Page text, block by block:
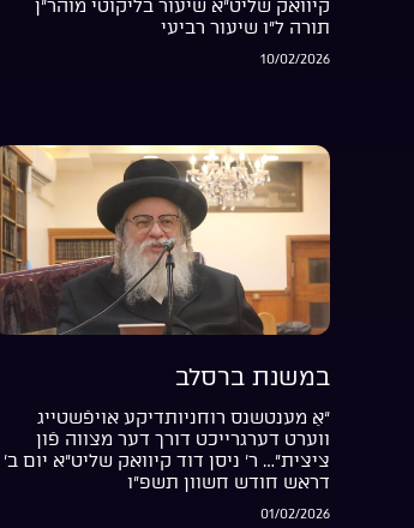
קיוואק שליט”א שיעור בליקוטי מוהר”ן
תורה ל”ו שיעור רביעי
10/02/2026
במשנת ברסלב
“אַ מענטשנס רוחניותדיקע אויפֿשטייג
ווערט דערגרייכט דורך דער מצווה פֿון
ציצית”… ר’ ניסן דוד קיוואק שליט”א יום ב’
דראש חודש חשוון תשפ”ו
01/02/2026